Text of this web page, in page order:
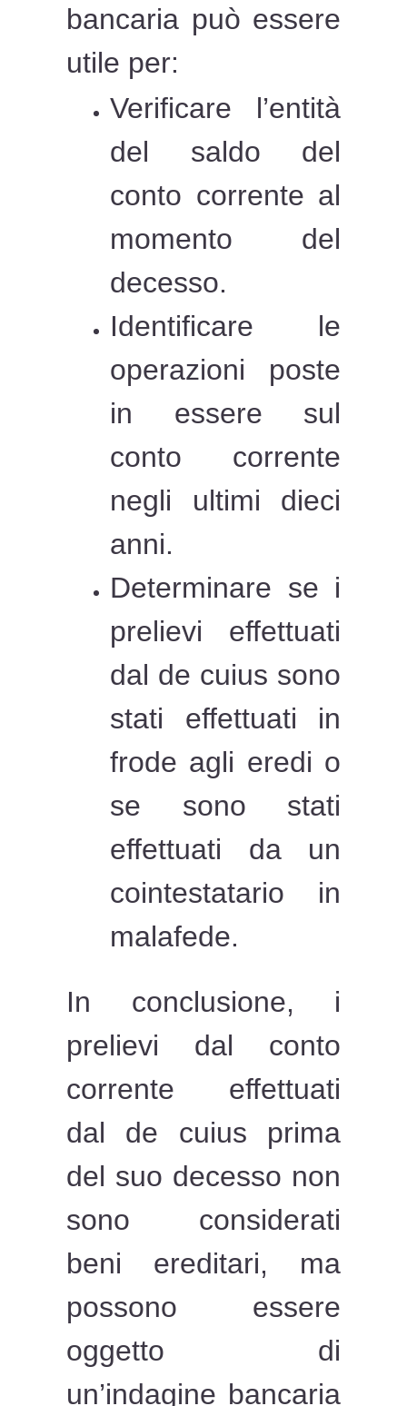
bancaria può essere
utile per:
Verificare l’entità
del saldo del
conto corrente al
momento del
decesso.
Identificare le
operazioni poste
in essere sul
conto corrente
negli ultimi dieci
anni.
Determinare se i
prelievi effettuati
dal de cuius sono
stati effettuati in
frode agli eredi o
se sono stati
effettuati da un
cointestatario in
malafede.
In conclusione, i
prelievi dal conto
corrente effettuati
dal de cuius prima
del suo decesso non
sono considerati
beni ereditari, ma
possono essere
oggetto di
un’indagine bancaria